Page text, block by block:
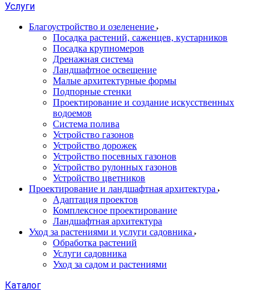
Услуги
Благоустройство и озеленение
Посадка растений, саженцев, кустарников
Посадка крупномеров
Дренажная система
Ландшафтное освещение
Малые архитектурные формы
Подпорные стенки
Проектирование и создание искусственных
водоемов
Система полива
Устройство газонов
Устройство дорожек
Устройство посевных газонов
Устройство рулонных газонов
Устройство цветников
Проектирование и ландшафтная архитектура
Адаптация проектов
Комплексное проектирование
Ландшафтная архитектура
Уход за растениями и услуги садовника
Обработка растений
Услуги садовника
Уход за садом и растениями
Каталог